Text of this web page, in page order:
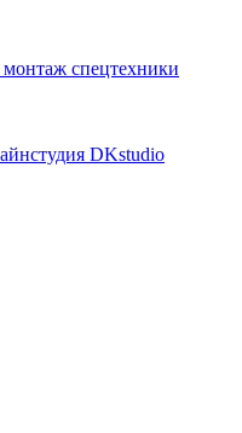
спецтехники
DKstudio